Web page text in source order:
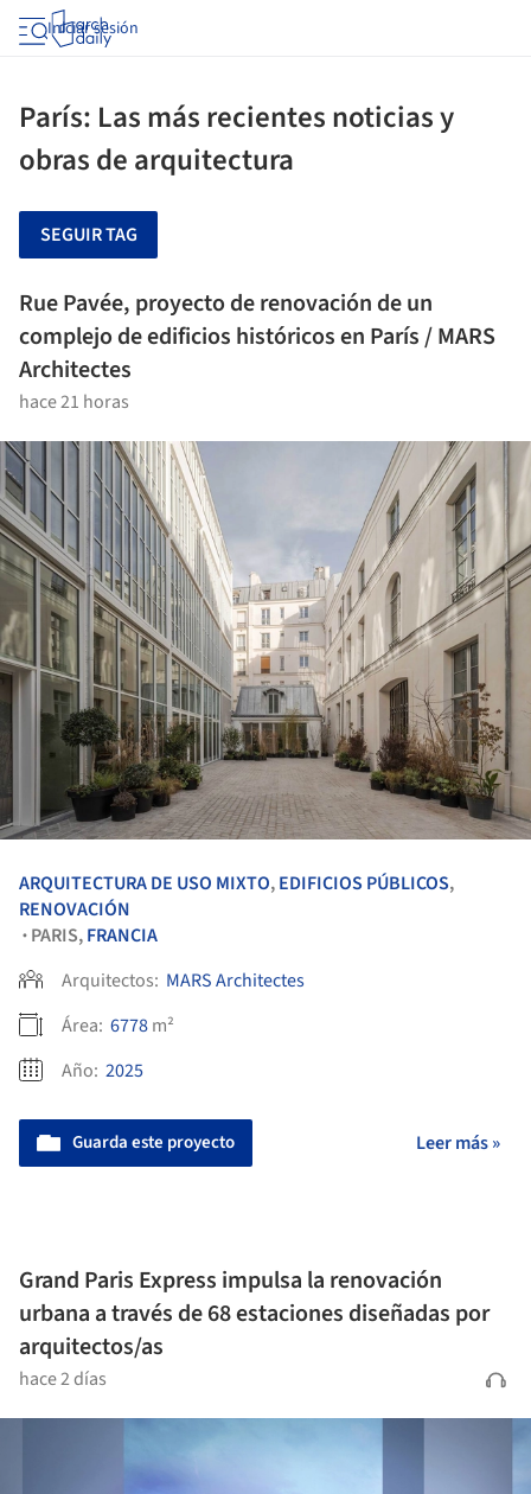
Iniciar sesión
París: Las más recientes noticias y
obras de arquitectura
SEGUIR TAG
Rue Pavée, proyecto de renovación de un
complejo de edificios históricos en París / MARS
Architectes
hace 21 horas
ARQUITECTURA DE USO MIXTO,EDIFICIOS PÚBLICOS,
RENOVACIÓN
• PARIS,FRANCIA
Arquitectos: MARS Architectes
Área: 6778m²
Año: 2025
Guarda este proyecto Leer más »
Grand Paris Express impulsa la renovación
urbana a través de 68 estaciones diseñadas por
arquitectos/as
hace 2 días